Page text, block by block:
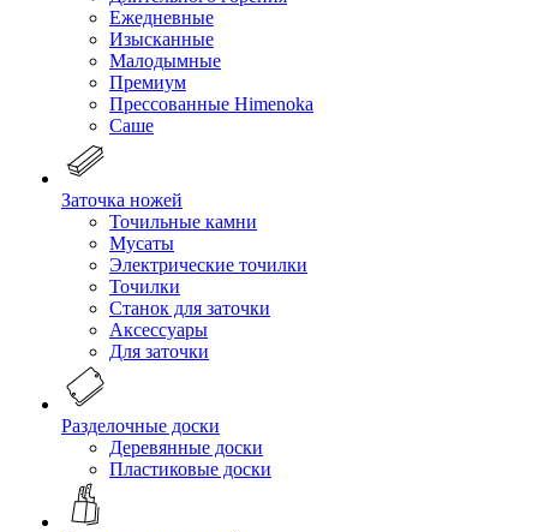
Ежедневные
Изысканные
Малодымные
Премиум
Прессованные Himenoka
Саше
Заточка ножей
Точильные камни
Мусаты
Электрические точилки
Точилки
Станок для заточки
Аксессуары
Для заточки
Разделочные доски
Деревянные доски
Пластиковые доски